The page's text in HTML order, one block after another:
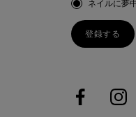
お客様のタ
ネイルに夢
登録する